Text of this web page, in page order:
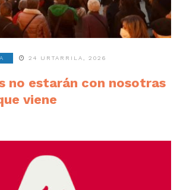
24 URTARRILA, 2026
no estarán con nosotras
viene